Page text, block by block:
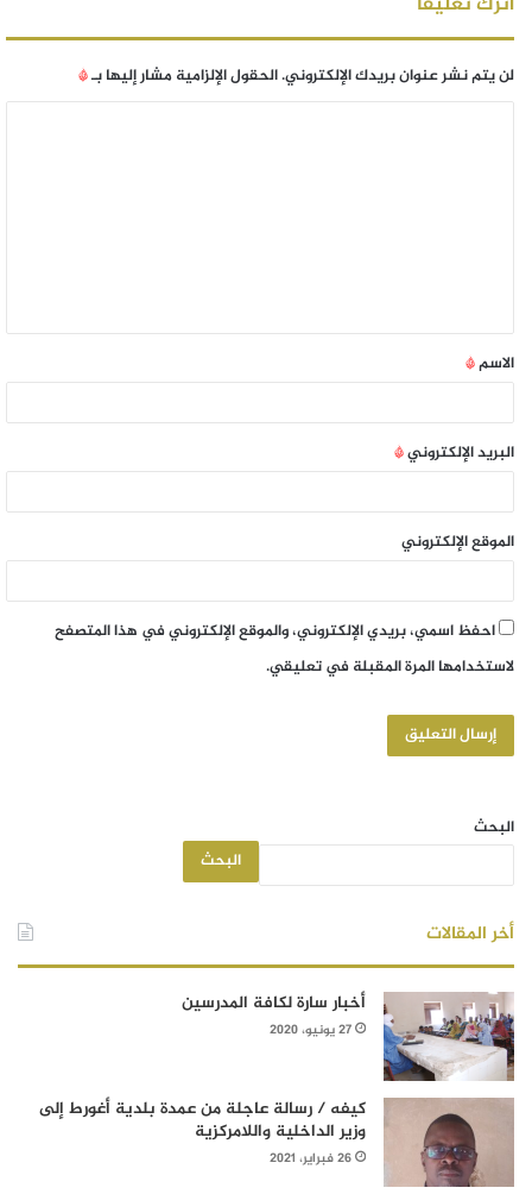
لن يتم نشر عنوان بريدك الإلكتروني.الحقول الإلزامية مشار إليها بـ*
الاسم*
البريد الإلكتروني*
الموقع الإلكتروني
احفظ اسمي، بريدي الإلكتروني، والموقع الإلكتروني في هذا المتصفح
لاستخدامها المرة المقبلة في تعليقي.
البحث
البحث
أخر المقالات
أخبار سارة لكافة المدرسين
27 يونيو، 2020
كيفه / رسالة عاجلة من عمدة بلدية أغورط إلى
وزير الداخلية واللامركزية
26 فبراير، 2021